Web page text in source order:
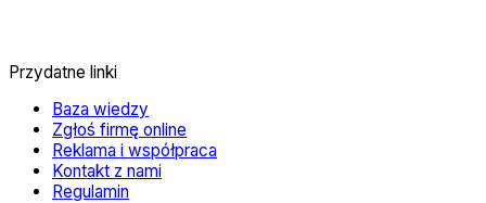
Przydatne linki
Baza wiedzy
Zgłoś firmę online
Reklama i współpraca
Kontakt z nami
Regulamin